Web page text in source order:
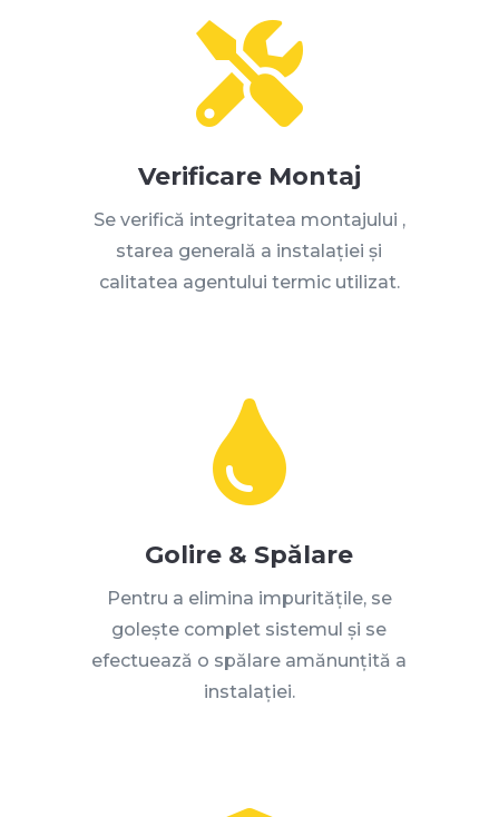

Verificare Montaj
Se verifică integritatea montajului ,
starea generală a instalației și
calitatea agentului termic utilizat.

Golire & Spălare
Pentru a elimina impuritățile, se
golește complet sistemul și se
efectuează o spălare amănunțită a
instalației.